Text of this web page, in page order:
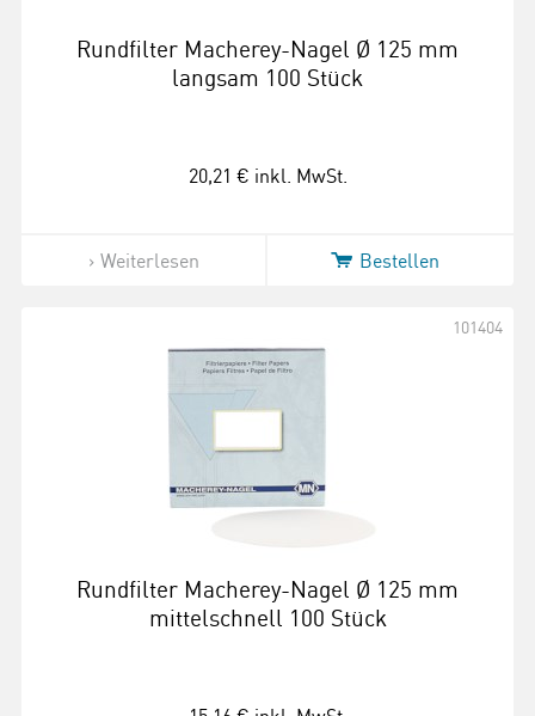
Rundfilter Macherey-Nagel Ø 125 mm
langsam 100 Stück
20,21 € inkl. MwSt.
Weiterlesen Bestellen
Rundfilter Macherey-Nagel Ø 125 mm
mittelschnell 100 Stück
101404